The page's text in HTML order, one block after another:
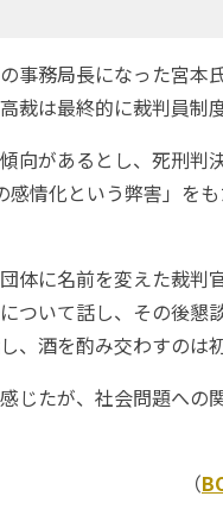
事務局長になった宮本
は最終的に裁判員制
向があるとし、死刑判
情化という弊害」を
体に名前を変えた裁判
ついて話し、その後懇
、酒を酌み交わすのは
じたが、社会問題への
（